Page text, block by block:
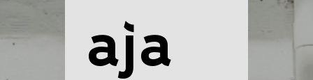
aja